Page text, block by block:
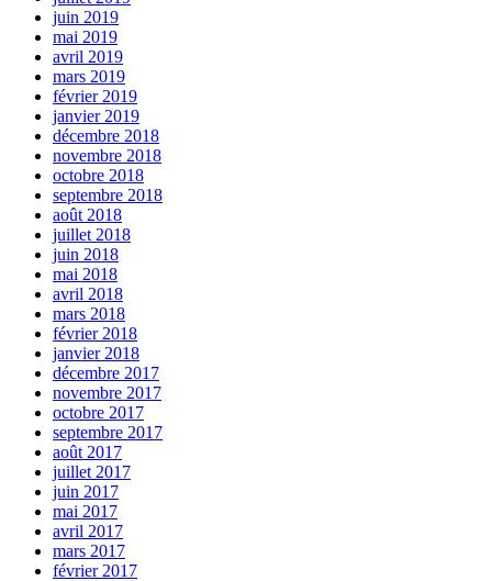
juin 2019
mai 2019
avril 2019
mars 2019
février 2019
janvier 2019
décembre 2018
novembre 2018
octobre 2018
septembre 2018
août 2018
juillet 2018
juin 2018
mai 2018
avril 2018
mars 2018
février 2018
janvier 2018
décembre 2017
novembre 2017
octobre 2017
septembre 2017
août 2017
juillet 2017
juin 2017
mai 2017
avril 2017
mars 2017
février 2017